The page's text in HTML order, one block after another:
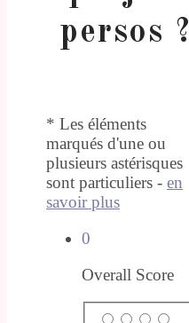
persos ?
* Les éléments
marqués d'une ou
plusieurs astérisques
sont particuliers - en
savoir plus
0
Overall Score